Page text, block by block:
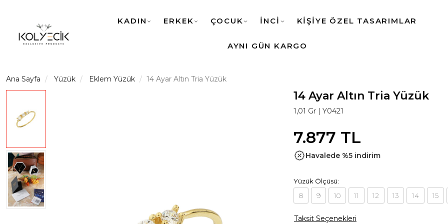
KADIN ERKEK ÇOCUK İNCİ KİŞİYE ÖZEL TASARIMLAR
AYNI GÜN KARGO
Ana Sayfa Yüzük Eklem Yüzük 14 Ayar Altın Tria Yüzük
14 Ayar Altın Tria Yüzük
1,01 Gr | Y0421
7.877 TL
Havalede %5 indirim
Yüzük Ölçüsü:
8 9 10 11 12 13 14 15
Taksit Seçenekleri